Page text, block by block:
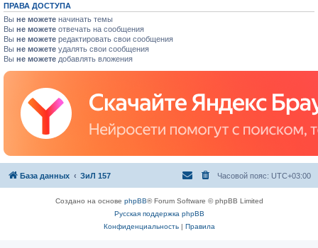
ПРАВА ДОСТУПА
Вы не можете начинать темы
Вы не можете отвечать на сообщения
Вы не можете редактировать свои сообщения
Вы не можете удалять свои сообщения
Вы не можете добавлять вложения
База данных ЗиЛ 157 Часовой пояс: UTC+03:00
Создано на основе phpBB® Forum Software © phpBB Limited
Русская поддержка phpBB
Конфиденциальность| Правила